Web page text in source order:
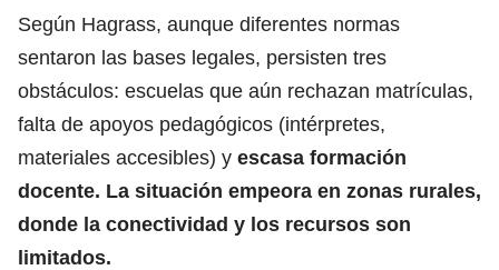
Según Hagrass, aunque diferentes normas
sentaron las bases legales, persisten tres
obstáculos: escuelas que aún rechazan matrículas,
falta de apoyos pedagógicos (intérpretes,
materiales accesibles) y escasa formación
docente. La situación empeora en zonas rurales,
donde la conectividad y los recursos son
limitados.